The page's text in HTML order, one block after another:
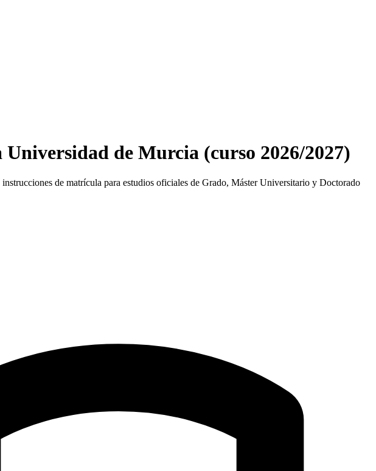
de Murcia (curso 2026/2027)
de matrícula para estudios oficiales de Grado, Máster Universitario y Doctorado